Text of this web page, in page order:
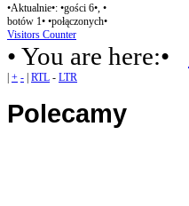
•Aktualnie•: •gości 6•, •
botów 1• •połączonych•
Visitors Counter
• You are here:•
| + - | RTL - LTR
Polecamy